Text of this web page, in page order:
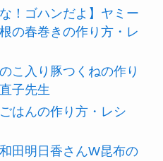
！ゴハンだよ】ヤミー
の春巻きの作り方・レ
こ入り豚つくねの作り
子先生
はんの作り方・レシ
田明日香さんW昆布の